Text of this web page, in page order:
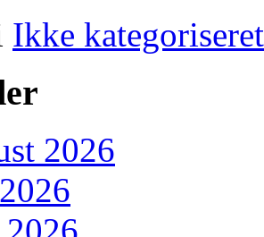
Ikke kategoriseret
2026